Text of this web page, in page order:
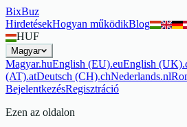
BixBuz
HirdetésekHogyan működikBlog
HUF
Magyar
Magyar.huEnglish (EU).euEnglish (UK).
(AT).atDeutsch (CH).chNederlands.nl
BejelentkezésRegisztráció
Ezen az oldalon